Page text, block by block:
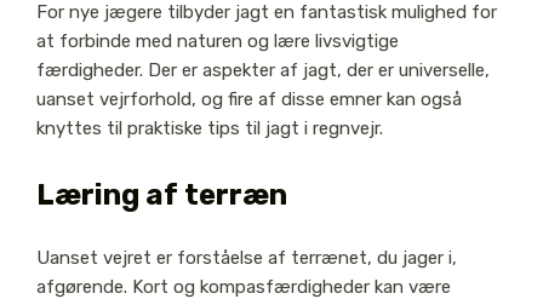
For nye jægere tilbyder jagt en fantastisk mulighed for
at forbinde med naturen og lære livsvigtige
færdigheder. Der er aspekter af jagt, der er universelle,
uanset vejrforhold, og fire af disse emner kan også
knyttes til praktiske tips til jagt i regnvejr.
Læring af terræn
Uanset vejret er forståelse af terrænet, du jager i,
afgørende. Kort og kompasfærdigheder kan være